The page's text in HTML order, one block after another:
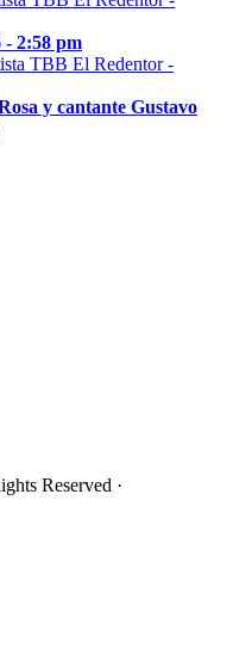
- 2:58 pm
y cantante Gustavo
Reserved ·